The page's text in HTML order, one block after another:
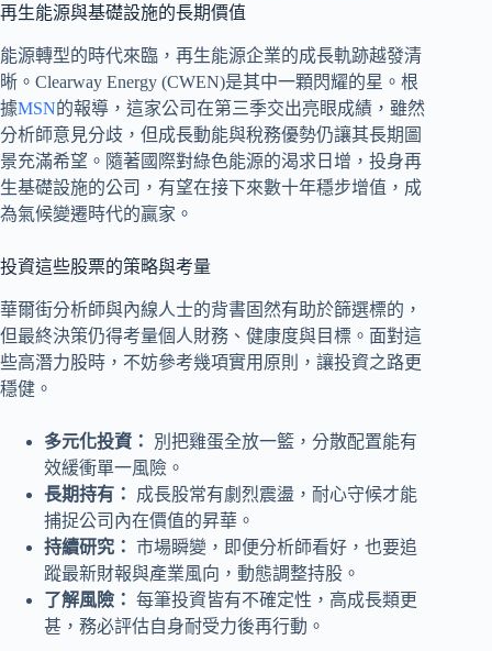
再生能源與基礎設施的長期價值
能源轉型的時代來臨，再生能源企業的成長軌跡越發清
晰。Clearway Energy (CWEN)是其中一顆閃耀的星。根
據MSN的報導，這家公司在第三季交出亮眼成績，雖然
分析師意見分歧，但成長動能與稅務優勢仍讓其長期圖
景充滿希望。隨著國際對綠色能源的渴求日增，投身再
生基礎設施的公司，有望在接下來數十年穩步增值，成
為氣候變遷時代的贏家。
投資這些股票的策略與考量
華爾街分析師與內線人士的背書固然有助於篩選標的，
但最終決策仍得考量個人財務、健康度與目標。面對這
些高潛力股時，不妨參考幾項實用原則，讓投資之路更
穩健。
多元化投資：
別把雞蛋全放一籃，分散配置能有
效緩衝單一風險。
長期持有：
成長股常有劇烈震盪，耐心守候才能
捕捉公司內在價值的昇華。
持續研究： 市場瞬變，即便分析師看好，也要追
蹤最新財報與產業風向，動態調整持股。
了解風險： 每筆投資皆有不確定性，高成長類更
甚，務必評估自身耐受力後再行動。